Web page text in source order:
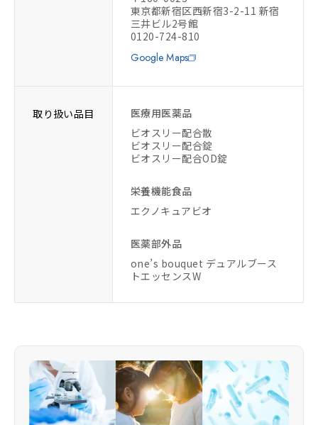
東京都新宿区西新宿3-2-11 新宿
三井ビル2号館
0120-724-810
Google Maps
取り扱い品目
医療用医薬品
ビオスリー配合散
ビオスリー配合錠
ビオスリー配合OD錠
栄養機能食品
エクノキュアビオ
医薬部外品
one’s bouquet デュアルブース
トエッセンスW